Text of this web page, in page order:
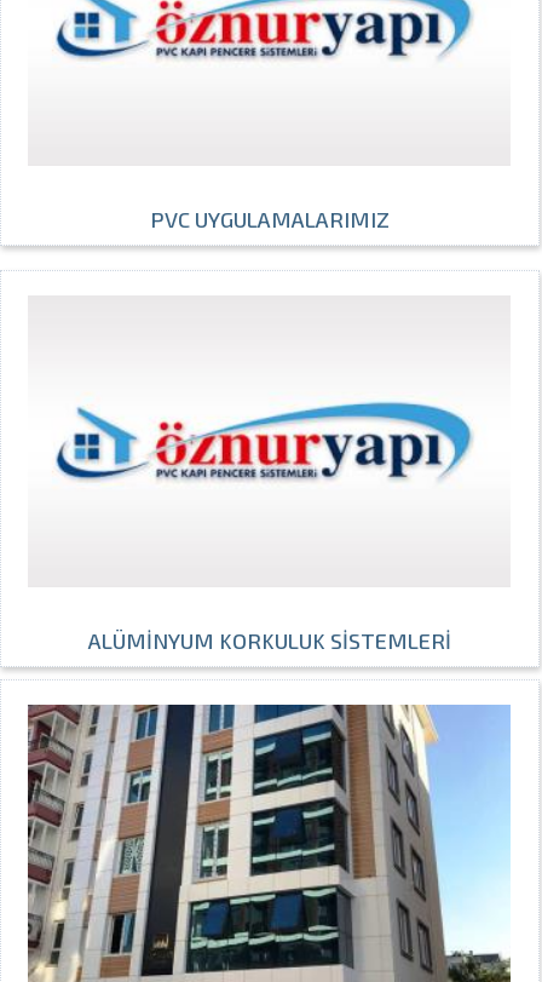
PVC UYGULAMALARIMIZ
ALÜMİNYUM KORKULUK SİSTEMLERİ